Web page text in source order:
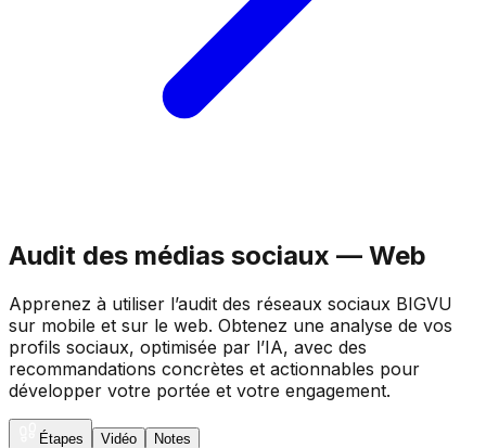
Audit des médias sociaux — Web
Apprenez à utiliser l’audit des réseaux sociaux BIGVU
sur mobile et sur le web. Obtenez une analyse de vos
profils sociaux, optimisée par l’IA, avec des
recommandations concrètes et actionnables pour
développer votre portée et votre engagement.
Étapes Vidéo Notes